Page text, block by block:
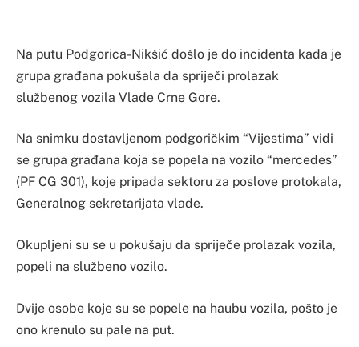
Na putu Podgorica-Nikšić došlo je do incidenta kada je
grupa građana pokušala da spriječi prolazak
službenog vozila Vlade Crne Gore.
Na snimku dostavljenom podgoričkim “Vijestima” vidi
se grupa građana koja se popela na vozilo “mercedes”
(PF CG 301), koje pripada sektoru za poslove protokala,
Generalnog sekretarijata vlade.
Okupljeni su se u pokušaju da spriječe prolazak vozila,
popeli na službeno vozilo.
Dvije osobe koje su se popele na haubu vozila, pošto je
ono krenulo su pale na put.